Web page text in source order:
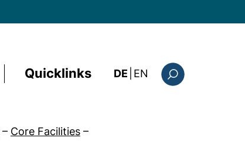
Quicklinks DE EN : the current page
– Core Facilities –